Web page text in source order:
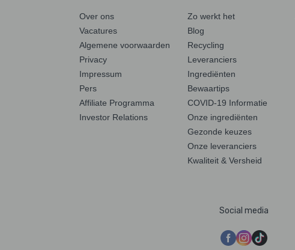
Over ons
Vacatures
Algemene voorwaarden
Privacy
Impressum
Pers
Affiliate Programma
Investor Relations
Zo werkt het
Blog
Recycling
Leveranciers
Ingrediënten
Bewaartips
COVID-19 Informatie
Onze ingrediënten
Gezonde keuzes
Onze leveranciers
Kwaliteit & Versheid
Social media